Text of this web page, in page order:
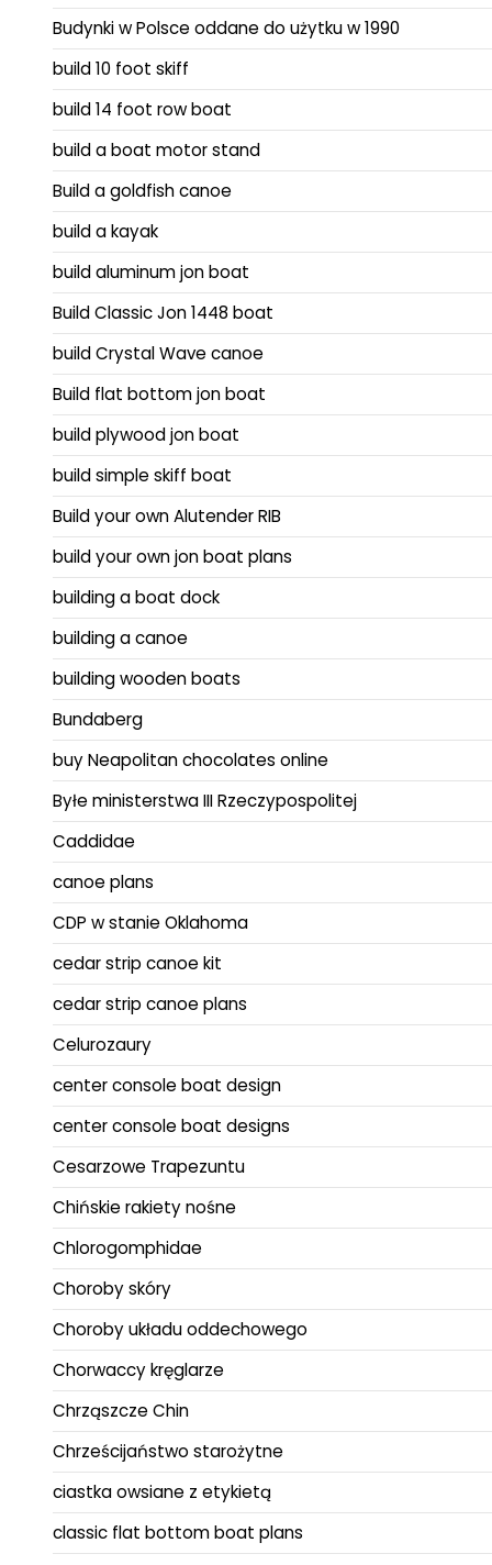
Budynki w Polsce oddane do użytku w 1990
build 10 foot skiff
build 14 foot row boat
build a boat motor stand
Build a goldfish canoe
build a kayak
build aluminum jon boat
Build Classic Jon 1448 boat
build Crystal Wave canoe
Build flat bottom jon boat
build plywood jon boat
build simple skiff boat
Build your own Alutender RIB
build your own jon boat plans
building a boat dock
building a canoe
building wooden boats
Bundaberg
buy Neapolitan chocolates online
Byłe ministerstwa III Rzeczypospolitej
Caddidae
canoe plans
CDP w stanie Oklahoma
cedar strip canoe kit
cedar strip canoe plans
Celurozaury
center console boat design
center console boat designs
Cesarzowe Trapezuntu
Chińskie rakiety nośne
Chlorogomphidae
Choroby skóry
Choroby układu oddechowego
Chorwaccy kręglarze
Chrząszcze Chin
Chrześcijaństwo starożytne
ciastka owsiane z etykietą
classic flat bottom boat plans